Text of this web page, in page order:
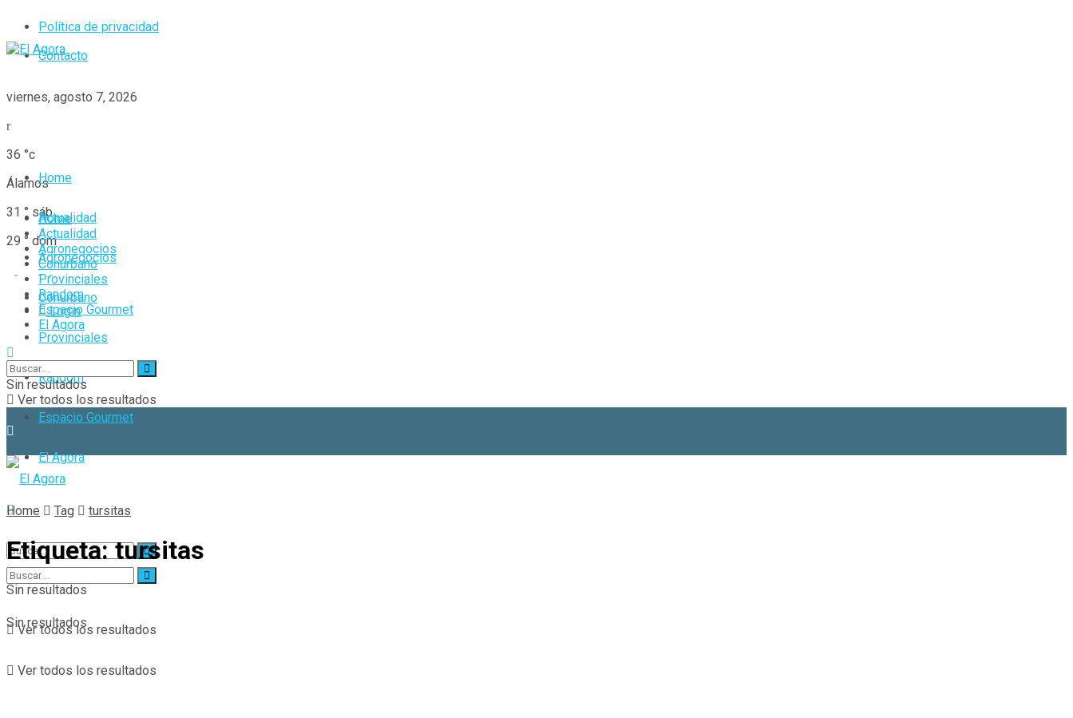
Política de privacidad
Contacto
viernes, agosto 7, 2026
36 °c
Álamos
31 ° sáb
29 ° dom
Login
Home
Actualidad
Agronegocios
Conurbano
Provinciales
Random
Espacio Gourmet
El Agora
Sin resultados
Ver todos los resultados
Home
Actualidad
Agronegocios
Conurbano
Provinciales
Random
Espacio Gourmet
El Agora
Sin resultados
Ver todos los resultados
Sin resultados
Ver todos los resultados
Home Tag tursitas
Etiqueta:tursitas